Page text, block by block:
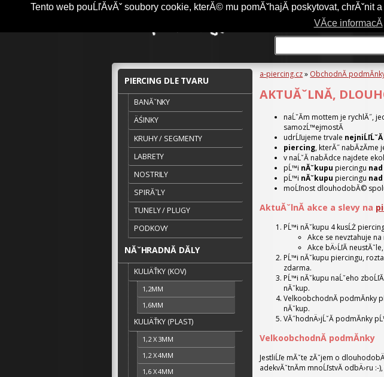
Tento web pouĹľĂ­vĂˇ soubory cookie, kterĂ© mu pomĂˇhajĂ­ poskytovat, chrĂˇnit
VĂ­ce informacĂ­
a-piercing.cz» ObchodnĂ­
AKTUĂˇLNĂ­,
naĹˇĂ­m mottem je rychlĂ˝,
samozĹ™ejmostĂ­
udrĹľujeme trvale
piercing, kterĂ˝ nabĂ­zĂ­me
v naĹˇĂ­ nabĂ­dce najdete
pĹ™i nĂˇkupu piercingu nad
pĹ™i nĂˇkupu piercingu nad
moĹľnost dlouhodobĂ©
AktuĂˇlnĂ­ akce a slevy na
PĹ™i nĂˇkupu 4 kusĹŻ
Akce se nevztahuje na
Akce bÄ›ĹľĂ­
PĹ™i nĂˇkupu piercingu,
zdarma.
PĹ™i nĂˇkupu naĹˇeho
nĂˇkup.
VelkoobchodnĂ­ podmĂ­nky
nĂˇkup.
VĂ˝hodnÄ›jĹˇĂ­ podmĂ­nky
VelkoobchodnĂ­ podmĂ­nky
JestliĹľe mĂˇte zĂˇjem o
adekvĂˇtnĂ­m mnoĹľstvĂ­ odbÄ›ru :-
PIERCING DLE TVARU
BANĂˇNKY
ÄŚINKY
KRUHY / SEGMENTY
LABRETY
NOSTRILY
SPIRĂˇLY
TUNELY / PLUGY
PODKOVY
NĂˇHRADNĂ­ DĂ­LY
KULIÄŤKY (KOV)
1,2MM
1,6MM
KULIÄŤKY (PLAST)
1,2 X 3MM
1,2 X 4MM
1,6 X 4MM
A-PIERCING.CZ